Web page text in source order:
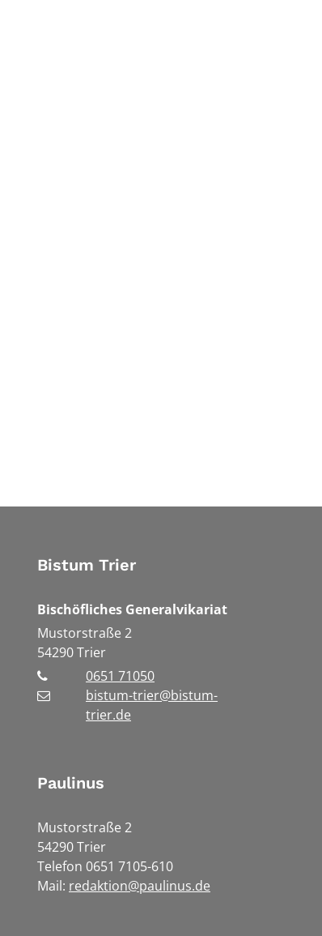
Bistum Trier
Bischöfliches Generalvikariat
Mustorstraße 2
54290Trier
0651 71050
bistum-trier@bistum-
trier.de
Paulinus
Mustorstraße 2
54290 Trier
Telefon 0651 7105-610
Mail: redaktion@paulinus.de